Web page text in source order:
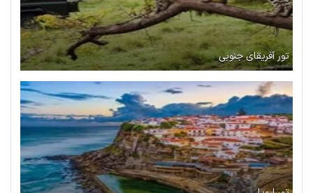
تور آفریقای جنوبی